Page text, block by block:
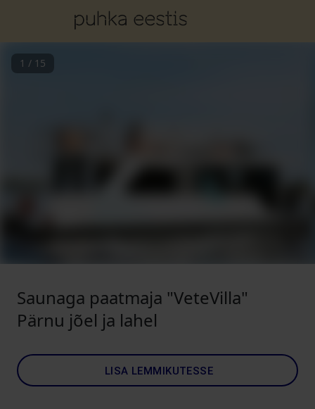
1 / 15
Saunaga paatmaja "VeteVilla"
Pärnu jõel ja lahel
LISA LEMMIKUTESSE